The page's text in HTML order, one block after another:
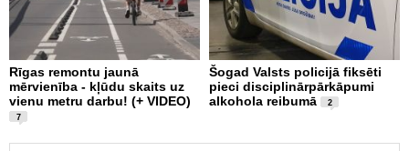
Rīgas remontu jaunā
mērvienība - kļūdu skaits uz
vienu metru darbu! (+ VIDEO)
7
Šogad Valsts policijā fiksēti
pieci disciplinārpārkāpumi
alkohola reibumā
2